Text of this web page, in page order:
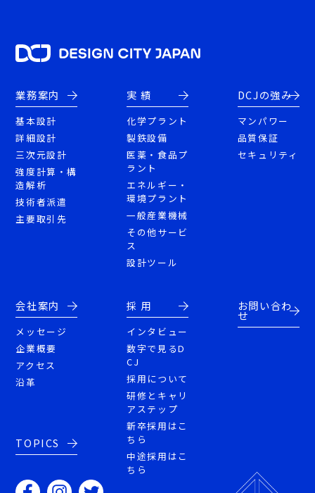
業務案内
基本設計
詳細設計
三次元設計
強度計算・構
造解析
技術者派遣
主要取引先
実 績
化学プラント
製鉄設備
医薬・食品プ
ラント
エネルギー・
環境プラント
一般産業機械
その他サービ
ス
設計ツール
DCJの強み
マンパワー
品質保証
セキュリティ
会社案内
メッセージ
企業概要
アクセス
沿革
TOPICS
採 用
インタビュー
数字で見るD
CJ
採用について
研修とキャリ
アステップ
新卒採用はこ
ちら
中途採用はこ
ちら
お問い合わ
せ